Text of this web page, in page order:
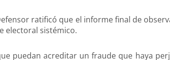
ratificó que el informe final de
electoral sistémico.
puedan acreditar un fraude que haya